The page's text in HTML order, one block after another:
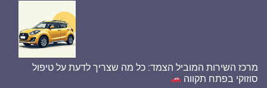
מרכז השירות המוביל הצמד: כל מה שצריך לדעת על טיפול
סוזוקי בפתח תקווה